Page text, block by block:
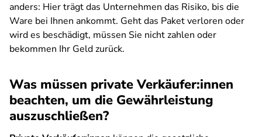
anders: Hier trägt das Unternehmen das Risiko, bis die
Ware bei Ihnen ankommt. Geht das Paket verloren oder
wird es beschädigt, müssen Sie nicht zahlen oder
bekommen Ihr Geld zurück.
Was müssen private Verkäufer:innen
beachten, um die Gewährleistung
auszuschließen?